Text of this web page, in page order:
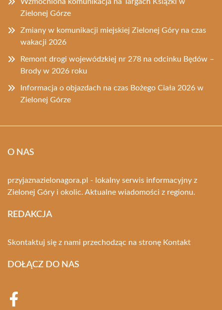
Zielonej Górze
Zmiany w komunikacji miejskiej Zielonej Góry na czas
wakacji 2026
Remont drogi wojewódzkiej nr 278 na odcinku Będów –
Brody w 2026 roku
Informacja o objazdach na czas Bożego Ciała 2026 w
Zielonej Górze
O NAS
przyjaznazielonagora.pl - lokalny serwis informacyjny z
Zielonej Góry i okolic. Aktualne wiadomości z regionu.
REDAKCJA
Skontaktuj się z nami przechodząc na stronę Kontakt
DOŁĄCZ DO NAS